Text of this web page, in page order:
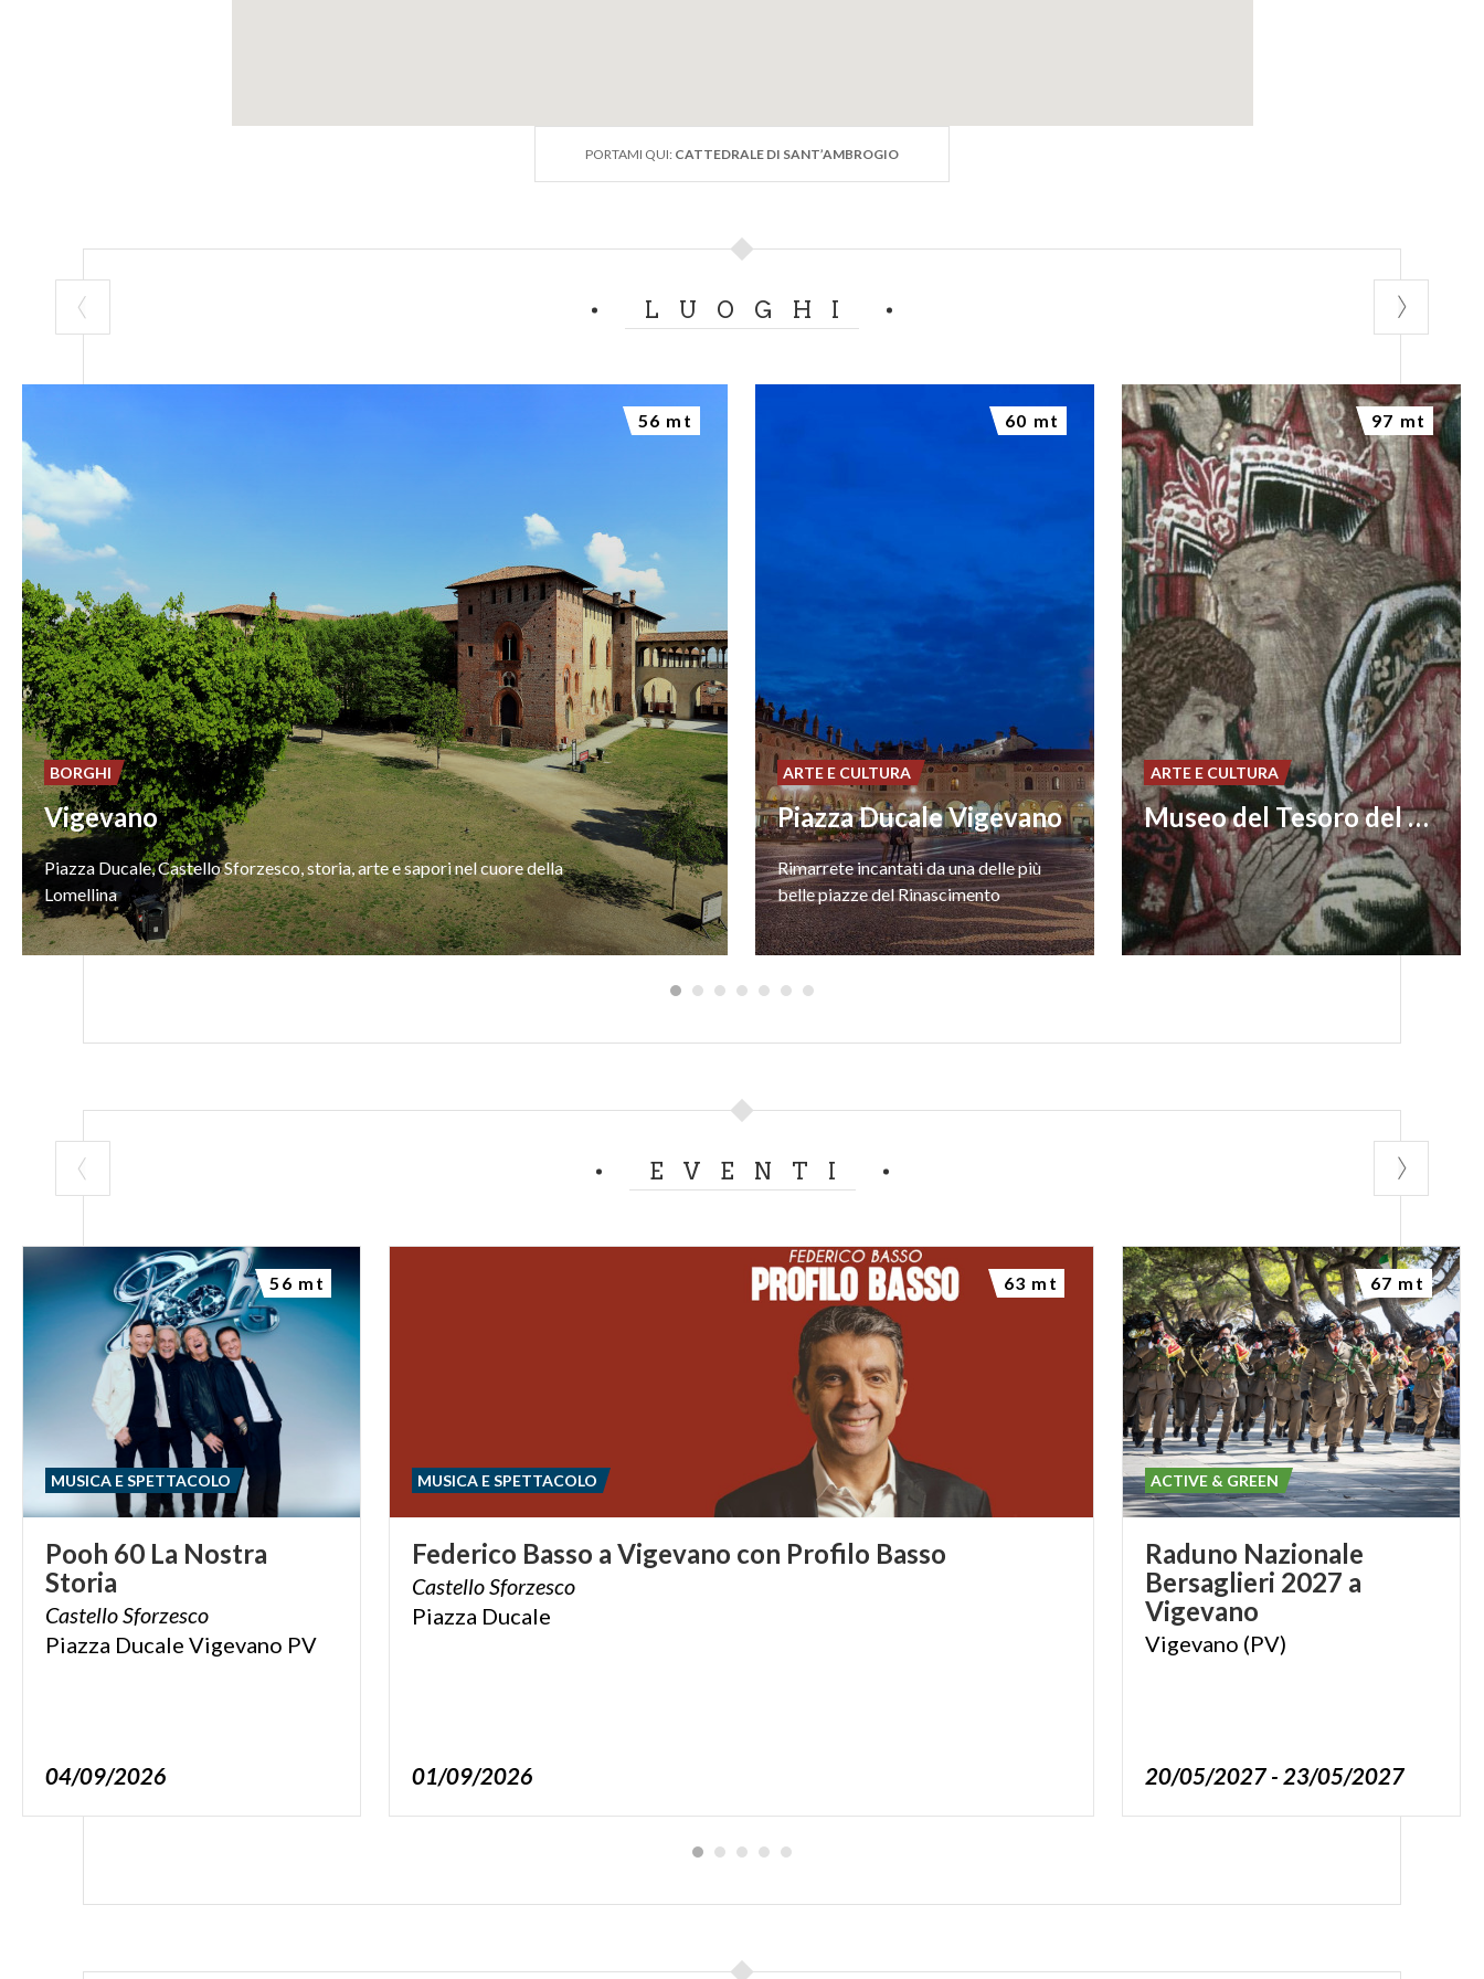
PORTAMI QUI: CATTEDRALE DI SANT’AMBROGIO
LUOGHI
Vigevano
Piazza Ducale,CastelloSforzesco,storia,arteesaporinelcuoredella
Lomellina
BORGHI
56 mt
Piazza Ducale Vigevano
Rimarreteincantatidaunadellepiù
bellepiazzedelRinascimento
ARTE E CULTURA
60 mt
Museo del Tesoro del Duomo di Vigevano
ARTE E CULTURA
97 mt
EVENTI
Pooh 60 La Nostra
Storia
CastelloSforzesco
Piazza Ducale Vigevano PV
04/09/2026
MUSICA E SPETTACOLO
56 mt
Federico Basso a Vigevano con Profilo Basso
CastelloSforzesco
Piazza Ducale
01/09/2026
MUSICA E SPETTACOLO
63 mt
Raduno Nazionale
Bersaglieri 2027 a
Vigevano
Vigevano (PV)
20/05/2027 - 23/05/2027
ACTIVE & GREEN
67 mt